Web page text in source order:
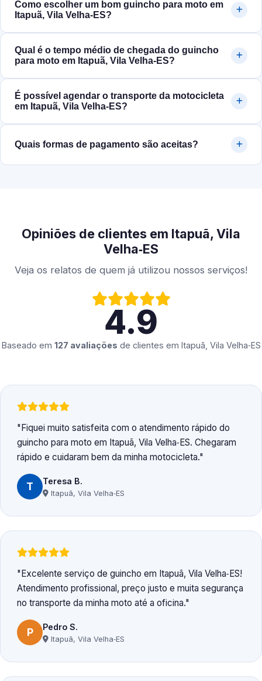
Como escolher um bom guincho para moto em
Itapuã, Vila Velha‑ES?
Qual é o tempo médio de chegada do guincho
para moto em Itapuã, Vila Velha‑ES?
É possível agendar o transporte da motocicleta
em Itapuã, Vila Velha‑ES?
Quais formas de pagamento são aceitas?
Opiniões de clientes em Itapuã, Vila
Velha‑ES
Veja os relatos de quem já utilizou nossos serviços!
4.9
Baseado em 127 avaliações de clientes em Itapuã, Vila Velha‑ES
Fiquei muito satisfeita com o atendimento rápido do
guincho para moto em Itapuã, Vila Velha‑ES. Chegaram
rápido e cuidaram bem da minha motocicleta.
T Teresa B.
Itapuã, Vila Velha‑ES
Excelente serviço de guincho em Itapuã, Vila Velha‑ES!
Atendimento profissional, preço justo e muita segurança
no transporte da minha moto até a oficina.
P Pedro S.
Itapuã, Vila Velha‑ES